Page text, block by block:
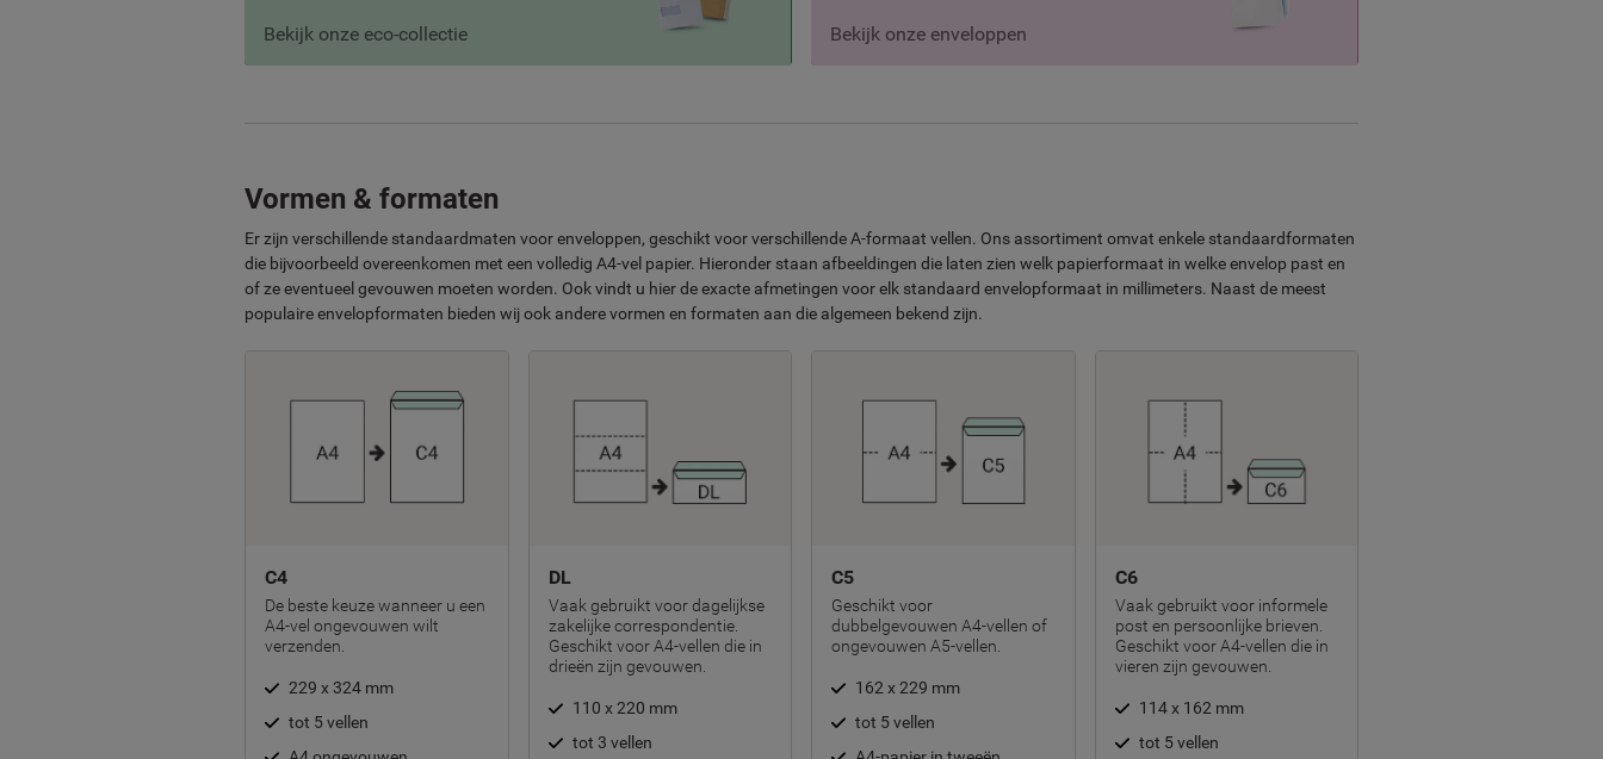
Bekijk onze eco-collectie Bekijk onze enveloppen
Vormen & formaten
Er zijn verschillende standaardmaten voor enveloppen, geschikt voor verschillende A-formaat vellen. Ons assortiment omvat enkele standaardformaten
die bijvoorbeeld overeenkomen met een volledig A4-vel papier. Hieronder staan afbeeldingen die laten zien welk papierformaat in welke envelop past en
of ze eventueel gevouwen moeten worden. Ook vindt u hier de exacte afmetingen voor elk standaard envelopformaat in millimeters. Naast de meest
populaire envelopformaten bieden wij ook andere vormen en formaten aan die algemeen bekend zijn.
C4
De beste keuze wanneer u een
A4-vel ongevouwen wilt
verzenden.
229 x 324 mm
tot 5 vellen
DL
Vaak gebruikt voor dagelijkse
zakelijke correspondentie.
Geschikt voor A4-vellen die in
drieën zijn gevouwen.
110 x 220 mm
tot 3 vellen
C5
Geschikt voor
dubbelgevouwen A4-vellen of
ongevouwen A5-vellen.
162 x 229 mm
tot 5 vellen
C6
Vaak gebruikt voor informele
post en persoonlijke brieven.
Geschikt voor A4-vellen die in
vieren zijn gevouwen.
114 x 162 mm
tot 5 vellen